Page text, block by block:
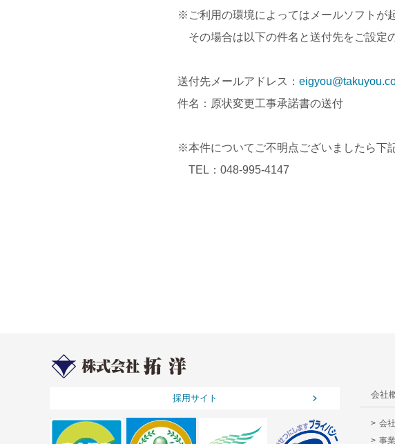
※ご利用の環境によってはメールソフトが
その場合は以下の件名と送付先をご設定
送付先メールアドレス：
件名：原状変更工事承諾書の送付
※本件についてご不明点ございましたら下
TEL：048-995-4147
採用サイト 会社
会
事